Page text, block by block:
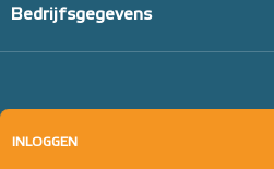
Bedrijfsgegevens
INLOGGEN